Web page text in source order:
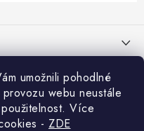
umožnili pohodlné
webu neustále
Více
- ZDE